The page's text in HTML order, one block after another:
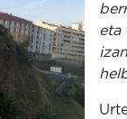
eta